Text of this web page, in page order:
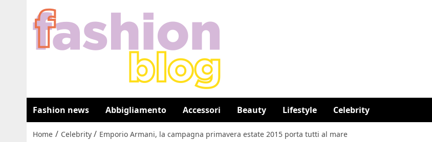
Fashion news Abbigliamento Accessori Beauty Lifestyle Celebrity
Home / Celebrity / Emporio Armani, la campagna primavera estate 2015 porta tutti al mare